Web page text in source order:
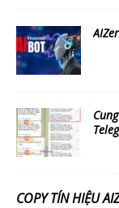
COPY TÍN HIỆU